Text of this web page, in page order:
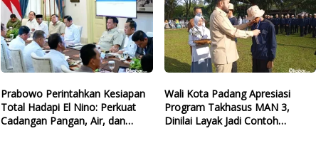
Prabowo Perintahkan Kesiapan
Total Hadapi El Nino: Perkuat
Cadangan Pangan, Air, dan
Wali Kota Padang Apresiasi
Program Takhasus MAN 3,
Dinilai Layak Jadi Contoh